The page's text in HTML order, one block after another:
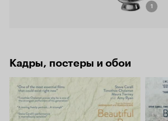
1
Кадры, постеры и обои